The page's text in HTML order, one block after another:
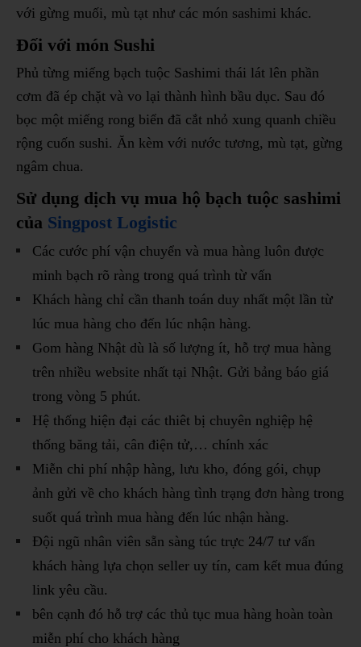
với gừng muối, mù tạt như các món sashimi khác.
Đối với món Sushi
Phủ từng miếng bạch tuộc Sashimi thái lát lên phần
cơm đã ép chặt và vo lại thành hình bầu dục. Sau đó
bọc một miếng rong biển đã cắt nhỏ xung quanh chiều
rộng cuốn sushi. Ăn kèm với nước tương, mù tạt, gừng
ngâm chua.
Sử dụng dịch vụ mua hộ bạch tuộc sashimi
của Singpost Logistic
Các cước phí vận chuyển và mua hàng luôn được
minh bạch rõ ràng trong quá trình từ vấn
Khách hàng chỉ cần thanh toán duy nhất một lần từ
lúc mua hàng cho đến lúc nhận hàng.
Gom hàng Nhật dù là số lượng ít, hỗ trợ mua hàng
trên nhiều website nhất tại Nhật. Gửi bảng báo giá
trong vòng 5 phút.
Hệ thống hiện đại các thiêt bị chuyên nghiệp hệ
thống băng tải, cân điện tử,… chính xác
Miễn chi phí nhập hàng, lưu kho, đóng gói, chụp
ảnh gửi về cho khách hàng tình trạng đơn hàng trong
suốt quá trình mua hàng đến lúc nhận hàng.
Đội ngũ nhân viên sẵn sàng túc trực 24/7 tư vấn
khách hàng lựa chọn seller uy tín, cam kết mua đúng
link yêu cầu.
bên cạnh đó hỗ trợ các thủ tục mua hàng hoàn toàn
miễn phí cho khách hàng